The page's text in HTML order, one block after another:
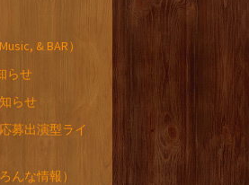
& BAR）
らせ
らせ
募出演型ライ
んな情報）